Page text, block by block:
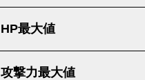
HP最大値
攻撃力最大値